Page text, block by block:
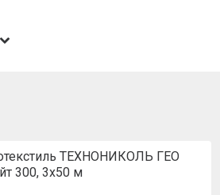
ТЕХНОНИКОЛЬ ГЕО
300, 3х50 м